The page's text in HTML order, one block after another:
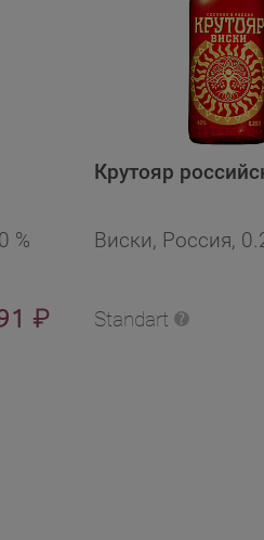
%
₽
Крутояр
Виски, Россия,
Standart